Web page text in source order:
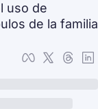
uso de
de la familia